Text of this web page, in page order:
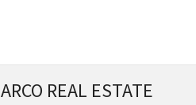
ARCO REAL ESTATE